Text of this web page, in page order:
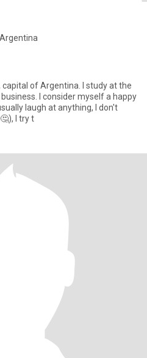
capital of Argentina. I study at the
I consider myself a happy
laugh at anything, I don't
I try t